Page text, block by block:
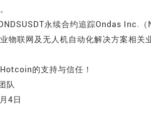
永续合约追踪Ondas Inc.
物联网及无人机自动化解决方案相
的支持与信任！
队
4日